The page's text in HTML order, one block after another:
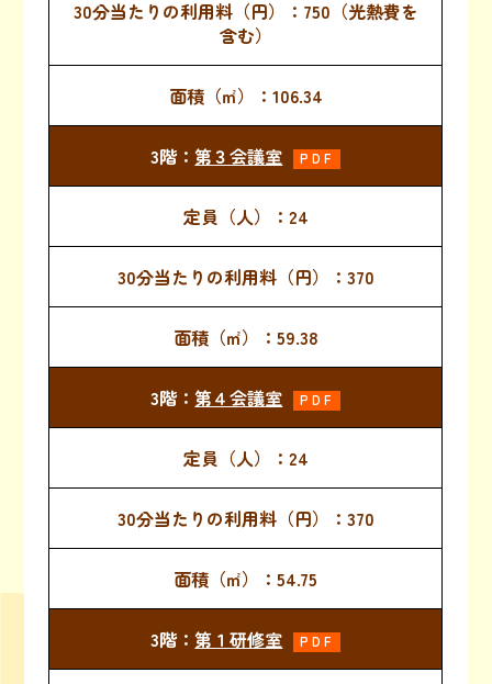
750（光熱費を
含む）
106.34
第３会議室 PDF
24
370
59.38
第４会議室 PDF
24
370
54.75
第１研修室 PDF